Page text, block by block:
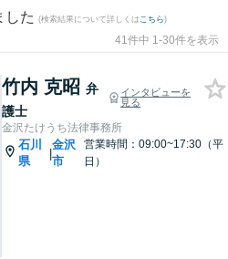
した (検索結果について詳しくは こちら)
41件中 1-30件を表示
竹内 克昭 弁
護士
インタビューを
見る
金沢たけうち法律事務所
石川
県
|
金沢
市
営業時間：09:00~17:30（平
日）